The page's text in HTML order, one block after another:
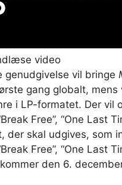
video
genudgivelse vil bringe
gang globalt,
i LP-formatet. Der vil
Free”, “One Last
der skal udgives, som
Free”, “One Last
den 6.